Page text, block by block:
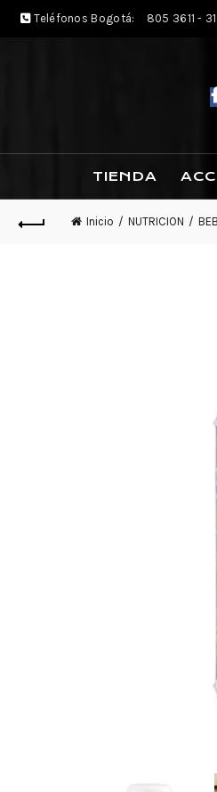
Teléfonos Bogotá: 805 3611 -
TIENDA
Inicio NUTRICION